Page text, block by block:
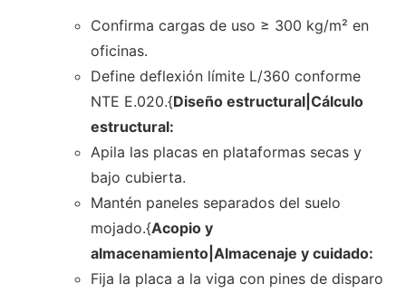
Confirma cargas de uso ≥ 300 kg/m² en
oficinas.
Define deflexión límite L/360 conforme
NTE E.020.{Diseño estructural|Cálculo
estructural:
Apila las placas en plataformas secas y
bajo cubierta.
Mantén paneles separados del suelo
mojado.{Acopio y
almacenamiento|Almacenaje y cuidado:
Fija la placa a la viga con pines de disparo